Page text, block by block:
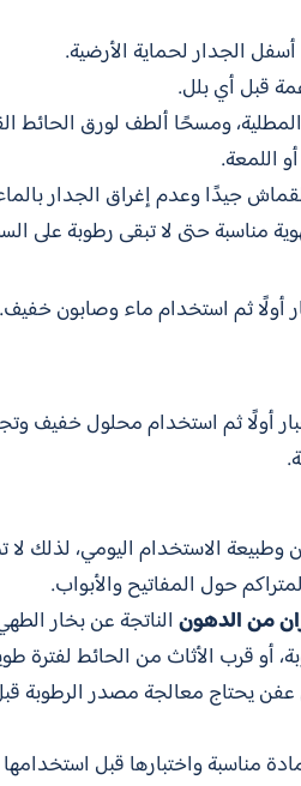
الجدار لحماية الأرضية.
قبل أي بلل.
ومسحًا ألطف لورق الحائط
اللمعة.
جيدًا وعدم إغراق الجدار
مناسبة حتى لا تبقى رطوبة على
أولًا ثم استخدام ماء وصابون
ثم استخدام محلول خفيف
الاستخدام اليومي، لذلك
حول المفاتيح والأبواب.
من الدهون الناتجة عن بخار
أو قرب الأثاث من الحائط لفترة
عفن يحتاج معالجة مصدر الرطوبة
مناسبة واختبارها قبل